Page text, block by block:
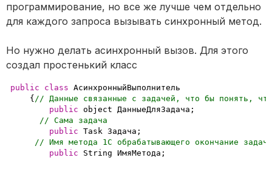
программирование, но все же лучше чем отдельно
для каждого запроса вызывать синхронный метод.
Но нужно делать асинхронный вызов. Для этого
создал простенький класс
public class АсинхронныйВыполнитель
    {
// Данные связанные с задачей, что бы понять,
public object ДанныеДляЗадача;
// Сама задача
public Task Задача;
// Имя метода 1С обрабатывающего окончание
public String ИмяМетода;